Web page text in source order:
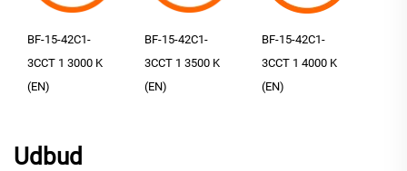
BF-15-42C1-
3CCT 1 3000 K
(EN)
BF-15-42C1-
3CCT 1 3500 K
(EN)
BF-15-42C1-
3CCT 1 4000 K
(EN)
Udbud